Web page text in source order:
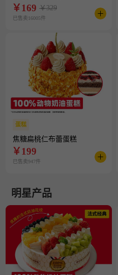
￥169 ￥329
已售卖16005件
蛋糕
焦糖扁桃仁布蕾蛋糕
￥199
已售卖947件
明星产品